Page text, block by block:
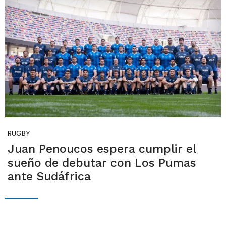
RUGBY
Juan Penoucos espera cumplir el
sueño de debutar con Los Pumas
ante Sudáfrica